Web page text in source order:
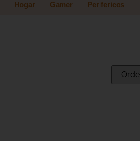
Hogar Gamer Perifericos